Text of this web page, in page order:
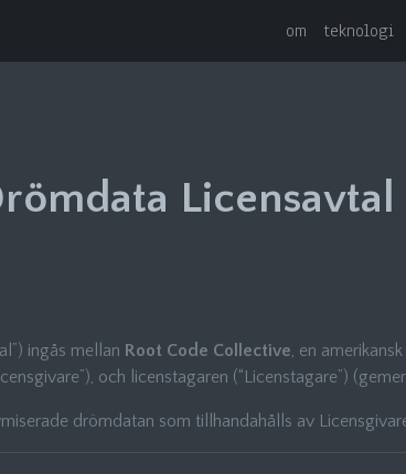
om teknologi
Licensavtal
ingås mellan Root Code Collective, en
och licenstagaren (“Licenstagare”)
drömdatan som tillhandahålls av